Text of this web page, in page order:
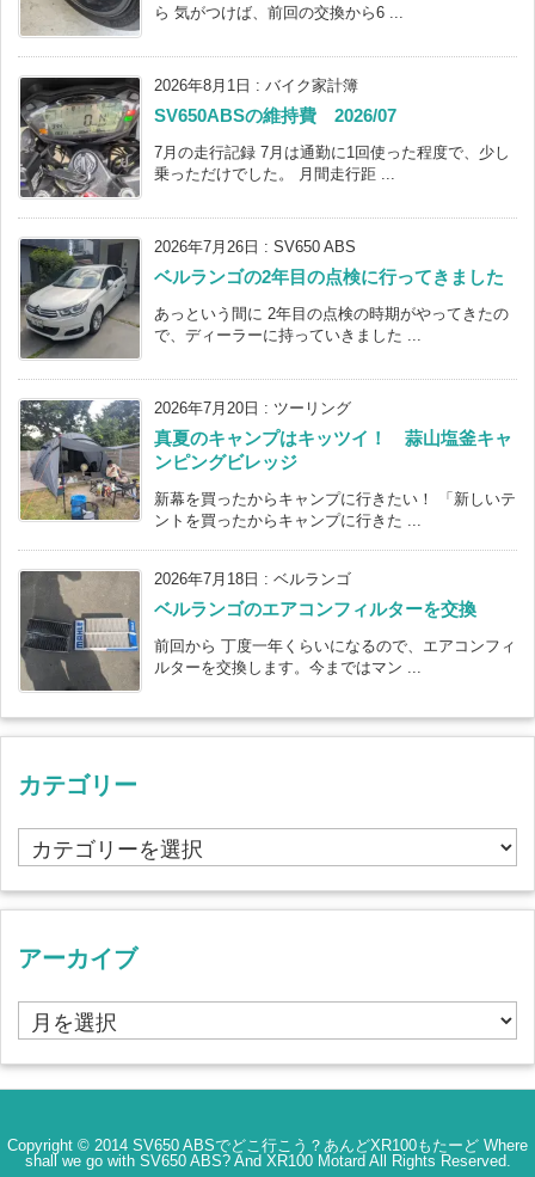
ら 気がつけば、前回の交換から6 ...
2026年8月1日 : バイク家計簿
SV650ABSの維持費 2026/07
7月の走行記録 7月は通勤に1回使った程度で、少し
乗っただけでした。 月間走行距 ...
2026年7月26日 : SV650 ABS
ベルランゴの2年目の点検に行ってきました
あっという間に 2年目の点検の時期がやってきたの
で、ディーラーに持っていきました ...
2026年7月20日 : ツーリング
真夏のキャンプはキッツイ！ 蒜山塩釜キャ
ンピングビレッジ
新幕を買ったからキャンプに行きたい！ 「新しいテ
ントを買ったからキャンプに行きた ...
2026年7月18日 : ベルランゴ
ベルランゴのエアコンフィルターを交換
前回から 丁度一年くらいになるので、エアコンフィ
ルターを交換します。今まではマン ...
カテゴリー
カ
テ
ゴ
ー
アーカイブ
ア
ー
カ
Copyright © 2014 SV650 ABSでどこ行こう？あんどXR100もたーど Where
shall we go with SV650 ABS? And XR100 Motard All Rights Reserved.